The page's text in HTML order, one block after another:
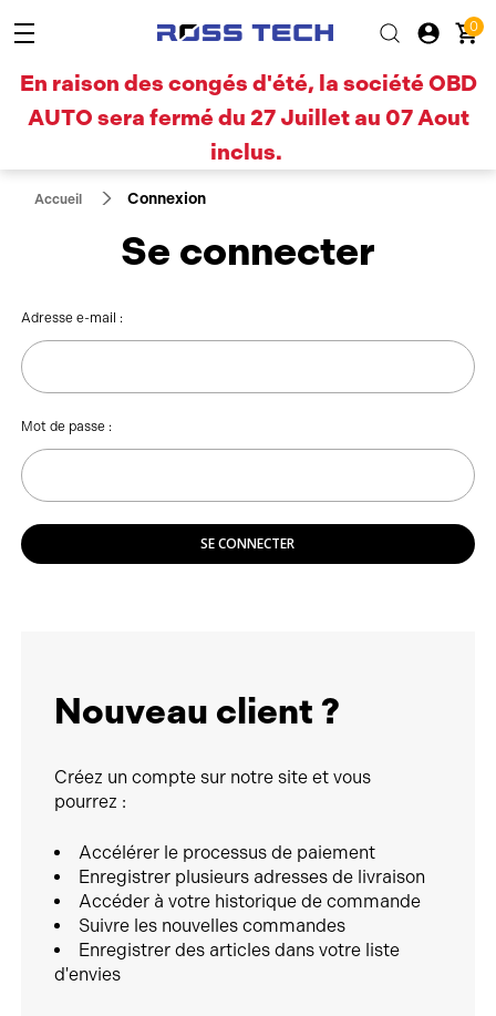
0
En raison des congés d'été, la société OBD
AUTO sera fermé du 27 Juillet au 07 Aout
inclus.
Accueil Connexion
Se connecter
Adresse e-mail :
Mot de passe :
SE CONNECTER
Nouveau client ?
Créez un compte sur notre site et vous
pourrez :
Accélérer le processus de paiement
Enregistrer plusieurs adresses de livraison
Accéder à votre historique de commande
Suivre les nouvelles commandes
Enregistrer des articles dans votre liste
d'envies